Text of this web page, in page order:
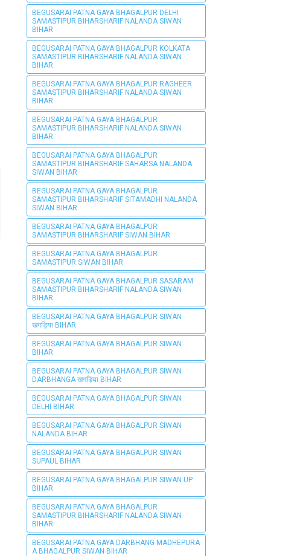
BEGUSARAI PATNA GAYA BHAGALPUR DELHI
SAMASTIPUR BIHARSHARIF NALANDA SIWAN
BIHAR
BEGUSARAI PATNA GAYA BHAGALPUR KOLKATA
SAMASTIPUR BIHARSHARIF NALANDA SIWAN
BIHAR
BEGUSARAI PATNA GAYA BHAGALPUR RAGHEER
SAMASTIPUR BIHARSHARIF NALANDA SIWAN
BIHAR
BEGUSARAI PATNA GAYA BHAGALPUR
SAMASTIPUR BIHARSHARIF NALANDA SIWAN
BIHAR
BEGUSARAI PATNA GAYA BHAGALPUR
SAMASTIPUR BIHARSHARIF SAHARSA NALANDA
SIWAN BIHAR
BEGUSARAI PATNA GAYA BHAGALPUR
SAMASTIPUR BIHARSHARIF SITAMADHI NALANDA
SIWAN BIHAR
BEGUSARAI PATNA GAYA BHAGALPUR
SAMASTIPUR BIHARSHARIF SIWAN BIHAR
BEGUSARAI PATNA GAYA BHAGALPUR
SAMASTIPUR SIWAN BIHAR
BEGUSARAI PATNA GAYA BHAGALPUR SASARAM
SAMASTIPUR BIHARSHARIF NALANDA SIWAN
BIHAR
BEGUSARAI PATNA GAYA BHAGALPUR SIWAN
खगड़िया BIHAR
BEGUSARAI PATNA GAYA BHAGALPUR SIWAN
BIHAR
BEGUSARAI PATNA GAYA BHAGALPUR SIWAN
DARBHANGA खगड़िया BIHAR
BEGUSARAI PATNA GAYA BHAGALPUR SIWAN
DELHI BIHAR
BEGUSARAI PATNA GAYA BHAGALPUR SIWAN
NALANDA BIHAR
BEGUSARAI PATNA GAYA BHAGALPUR SIWAN
SUPAUL BIHAR
BEGUSARAI PATNA GAYA BHAGALPUR SIWAN UP
BIHAR
BEGUSARAI PATNA GAYA BHAGALPUR
SAMASTIPUR BIHARSHARIF NALANDA SIWAN
BIHAR
BEGUSARAI PATNA GAYA DARBHANG MADHEPURA
A BHAGALPUR SIWAN BIHAR